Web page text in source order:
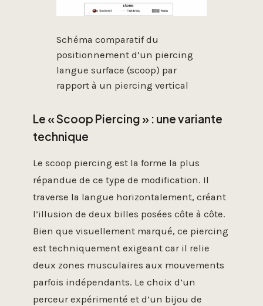
Schéma comparatif du
positionnement d’un piercing
langue surface (scoop) par
rapport à un piercing vertical
Le « Scoop Piercing » : une variante
technique
Le scoop piercing est la forme la plus
répandue de ce type de modification. Il
traverse la langue horizontalement, créant
l’illusion de deux billes posées côte à côte.
Bien que visuellement marqué, ce piercing
est techniquement exigeant car il relie
deux zones musculaires aux mouvements
parfois indépendants. Le choix d’un
perceur expérimenté et d’un bijou de